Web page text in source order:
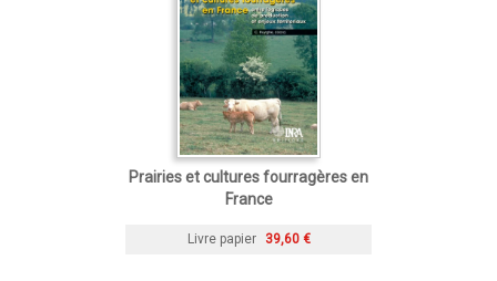
Prairies et cultures fourragères en
France
Livre papier 39,60 €